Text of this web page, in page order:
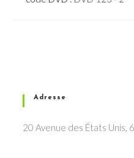
Adresse
20 Avenue des États